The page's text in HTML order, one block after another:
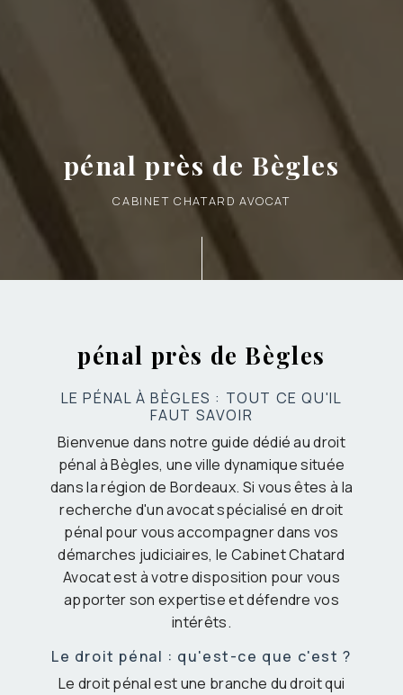
pénal près de Bègles
CABINET CHATARD AVOCAT
pénal près de Bègles
LE PÉNAL À BÈGLES : TOUT CE QU'IL
FAUT SAVOIR
Bienvenue dans notre guide dédié au droit
pénal à Bègles, une ville dynamique située
dans la région de Bordeaux. Si vous êtes à la
recherche d'un avocat spécialisé en droit
pénal pour vous accompagner dans vos
démarches judiciaires, le Cabinet Chatard
Avocat est à votre disposition pour vous
apporter son expertise et défendre vos
intérêts.
Le droit pénal : qu'est-ce que c'est ?
Le droit pénal est une branche du droit qui